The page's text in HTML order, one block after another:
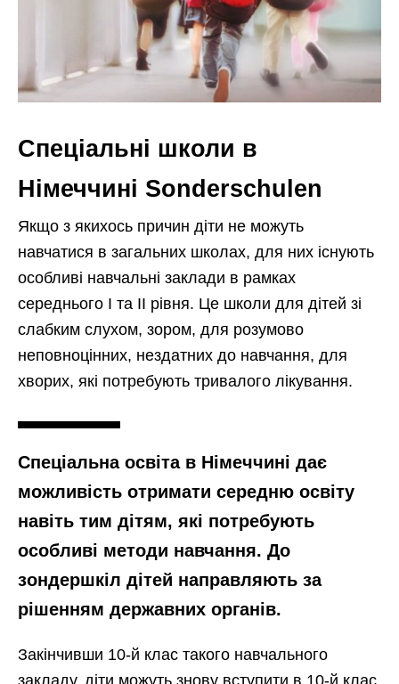
Спеціальні школи в
Німеччині Sonderschulen
Якщо з якихось причин діти не можуть
навчатися в загальних школах, для них існують
особливі навчальні заклади в рамках
середнього I та II рівня. Це школи для дітей зі
слабким слухом, зором, для розумово
неповноцінних, нездатних до навчання, для
хворих, які потребують тривалого лікування.
Спеціальна освіта в Німеччині дає
можливість отримати середню освіту
навіть тим дітям, які потребують
особливі методи навчання. До
зондершкіл дітей направляють за
рішенням державних органів.
Закінчивши 10-й клас такого навчального
закладу, діти можуть знову вступити в 10-й клас